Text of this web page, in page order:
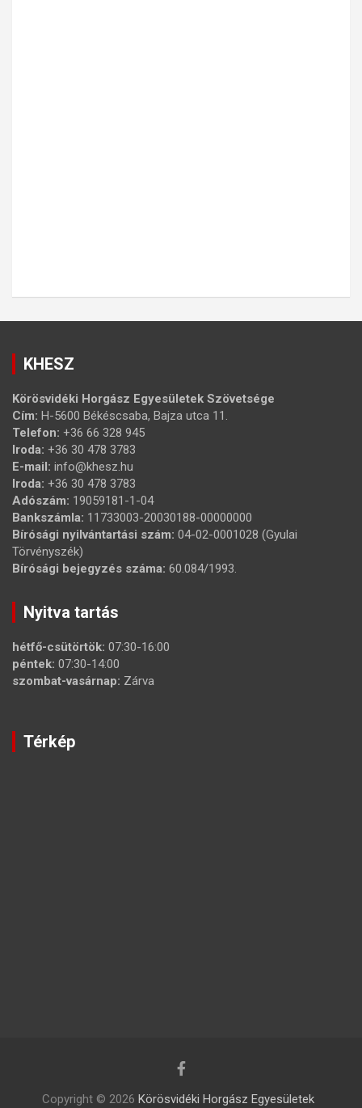
KHESZ
Körösvidéki Horgász Egyesületek Szövetsége
Cím: H-5600 Békéscsaba, Bajza utca 11.
Telefon: +36 66 328 945
Iroda: +36 30 478 3783
E-mail: info@khesz.hu
Iroda: +36 30 478 3783
Adószám: 19059181-1-04
Bankszámla: 11733003-20030188-00000000
Bírósági nyilvántartási szám: 04-02-0001028 (Gyulai
Törvényszék)
Bírósági bejegyzés száma: 60.084/1993.
Nyitva tartás
hétfő-csütörtök: 07:30-16:00
péntek: 07:30-14:00
szombat-vasárnap: Zárva
Térkép
Copyright © 2026 Körösvidéki Horgász Egyesületek